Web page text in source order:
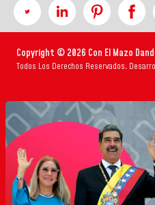
Copyright © 2026 Con El Mazo
Todos Los Derechos Reservados.